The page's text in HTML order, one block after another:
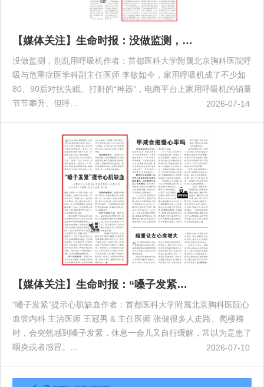
2026-07-14
【媒体关注】生命时报：没做监测，…
没做监测，别乱用呼吸机作者：首都医科大学附属北京胸科医院呼
吸与危重症医学科副主任医师 李敏如今，家用呼吸机成了不少如
80、90后对抗失眠、打鼾的“神器”，电商平台上家用呼吸机的销量
节节攀升。但呼…
2026-07-10
【媒体关注】生命时报：“嗓子发紧…
“嗓子发紧”提示心肌缺血作者：首都医科大学附属北京胸科医院心
血管内科 主治医师 王冠男 & 主任医师 张健很多人走路、爬楼梯
时，会突然感到嗓子发紧，休息一会儿又自行缓解，常以为是患了
咽炎或者感冒。…